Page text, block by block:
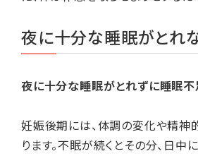
夜に十分な睡眠がとれ
夜に十分な睡眠がとれずに睡眠
妊娠後期には、体調の変化や精神
ります。不眠が続くとその分、日中